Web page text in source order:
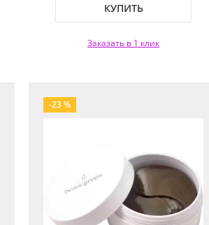
КУПИТЬ
Заказать в 1 клик
-23 %